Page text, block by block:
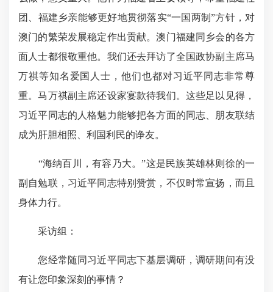
团、福建乡亲能够更好地贯彻落实“一国两制”方针，对
澳门的繁荣发展稳定作出贡献。澳门福建同乡会的各方
面人士都很敬重他。我们还去拜访了全国政协副主席马
万祺等知名爱国人士，他们也都对习近平同志非常尊
重。马万祺副主席还设家宴款待我们。这些足以见得，
习近平同志的人格魅力能够把各方面的同志、朋友联结
成为肝胆相照、利国利民的诤友。
“海纳百川，有容乃大。”这是民族英雄林则徐的一
副自勉联，习近平同志特别赞赏，不仅时常宣扬，而且
身体力行。
采访组：
您经常随同习近平同志下基层调研，调研期间有没
有让您印象深刻的事情？